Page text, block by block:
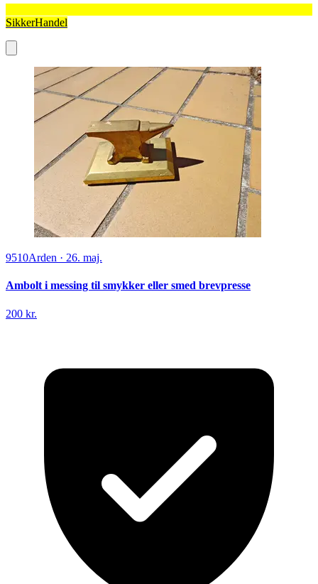
SikkerHandel
9510Arden · 26. maj.
Ambolt i messing til smykker eller smed brevpresse
200 kr.